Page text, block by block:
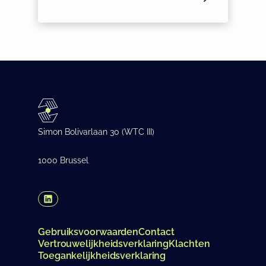
Simon Bolivarlaan 30 (WTC III)
1000 Brussel
(Opens in a new tab/window)
GebruiksvoorwaardenContact
VertrouwelijkheidsverklaringKlachten
Toegankelijkheidsverklaring